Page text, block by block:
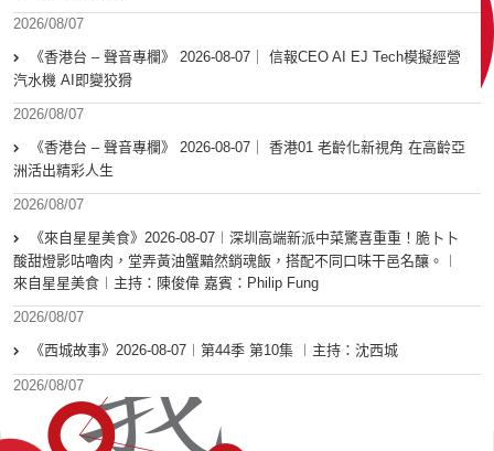
2026/08/07
《香港台 – 聲音專欄》 2026-08-07｜ 信報CEO AI EJ Tech模擬經營
汽水機 AI即變狡猾
2026/08/07
《香港台 – 聲音專欄》 2026-08-07｜ 香港01 老齡化新視角 在高齡亞
洲活出精彩人生
2026/08/07
《來自星星美食》2026-08-07︱深圳高端新派中菜驚喜重重！脆卜卜
酸甜燈影咕嚕肉，堂弄黃油蟹黯然銷魂飯，搭配不同口味干邑名釀。︱
來自星星美食︱主持：陳俊偉 嘉賓：Philip Fung
2026/08/07
《西城故事》2026-08-07︱第44季 第10集 ︱主持：沈西城
2026/08/07